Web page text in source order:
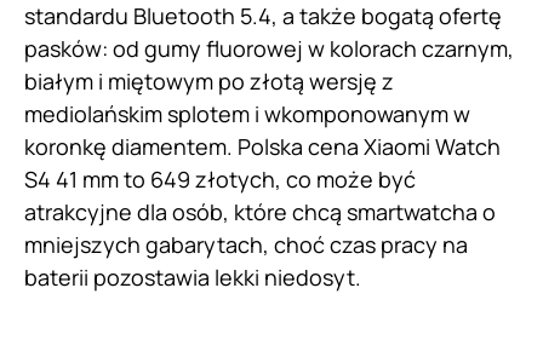
standardu Bluetooth 5.4, a także bogatą ofertę
pasków: od gumy fluorowej w kolorach czarnym,
białym i miętowym po złotą wersję z
mediolańskim splotem i wkomponowanym w
koronkę diamentem. Polska cena Xiaomi Watch
S4 41 mm to 649 złotych, co może być
atrakcyjne dla osób, które chcą smartwatcha o
mniejszych gabarytach, choć czas pracy na
baterii pozostawia lekki niedosyt.